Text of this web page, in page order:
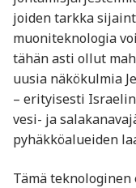
joiden tarkka
muoniteknologia
tähän asti ollut
uusia näkökulmia
– erityisesti
vesi- ja
pyhäkköalueiden
Tämä